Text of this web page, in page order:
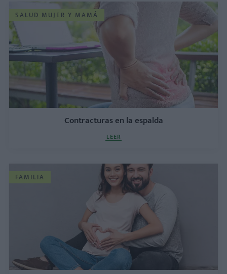
SALUD MUJER Y MAMÁ
Contracturas en la espalda
LEER
FAMILIA